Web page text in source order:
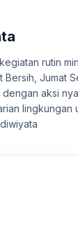
rutin
Jumat
aksi
lingkungan